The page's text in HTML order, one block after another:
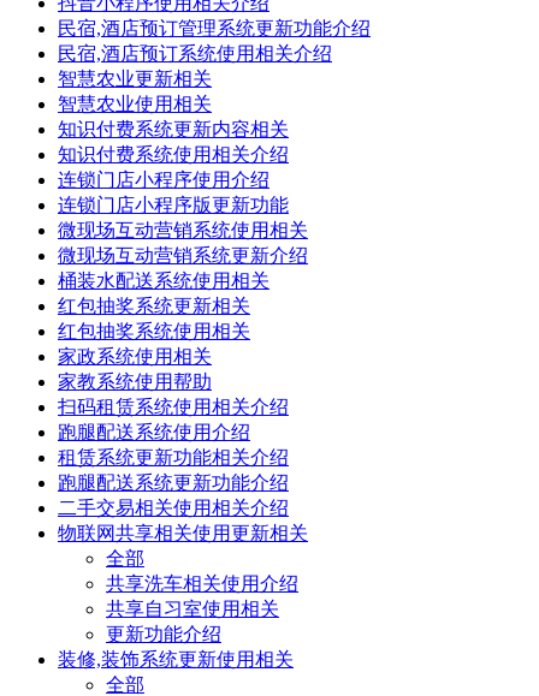
民宿,酒店预订管理系统更新功能介绍
民宿,酒店预订系统使用相关介绍
智慧农业更新相关
智慧农业使用相关
知识付费系统更新内容相关
知识付费系统使用相关介绍
连锁门店小程序使用介绍
连锁门店小程序版更新功能
微现场互动营销系统使用相关
微现场互动营销系统更新介绍
桶装水配送系统使用相关
红包抽奖系统更新相关
红包抽奖系统使用相关
家政系统使用相关
家教系统使用帮助
扫码租赁系统使用相关介绍
跑腿配送系统使用介绍
租赁系统更新功能相关介绍
跑腿配送系统更新功能介绍
二手交易相关使用相关介绍
物联网共享相关使用更新相关
全部
共享洗车相关使用介绍
共享自习室使用相关
更新功能介绍
装修,装饰系统更新使用相关
全部